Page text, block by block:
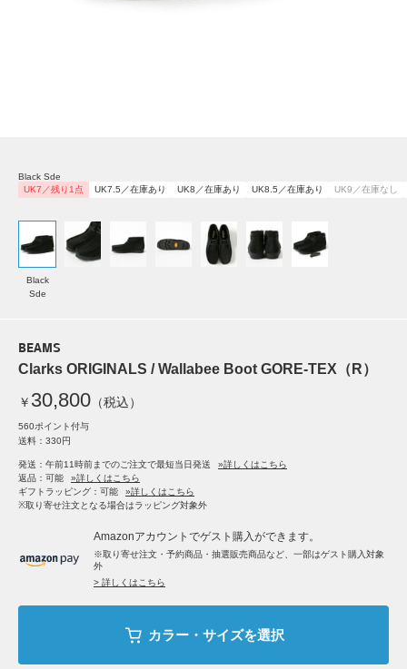
Black Sde
UK7／残り1点
UK7.5／在庫あり UK8／在庫あり UK8.5／在庫あり UK9／在庫なし
Black
Sde
BEAMS
Clarks ORIGINALS / Wallabee Boot GORE-TEX（R）
￥ 30,800 （税込）
560ポイント付与
送料：330円
発送：午前11時前までのご注文で最短当日発送
»詳しくはこちら
返品：可能
»詳しくはこちら
ギフトラッピング：可能
»詳しくはこちら
※取り寄せ注文となる場合はラッピング対象外
Amazonアカウントでゲスト購入ができます。
※取り寄せ注文・予約商品・抽選販売商品など、一部はゲスト購入対象
外
> 詳しくはこちら
カラー・サイズを選択